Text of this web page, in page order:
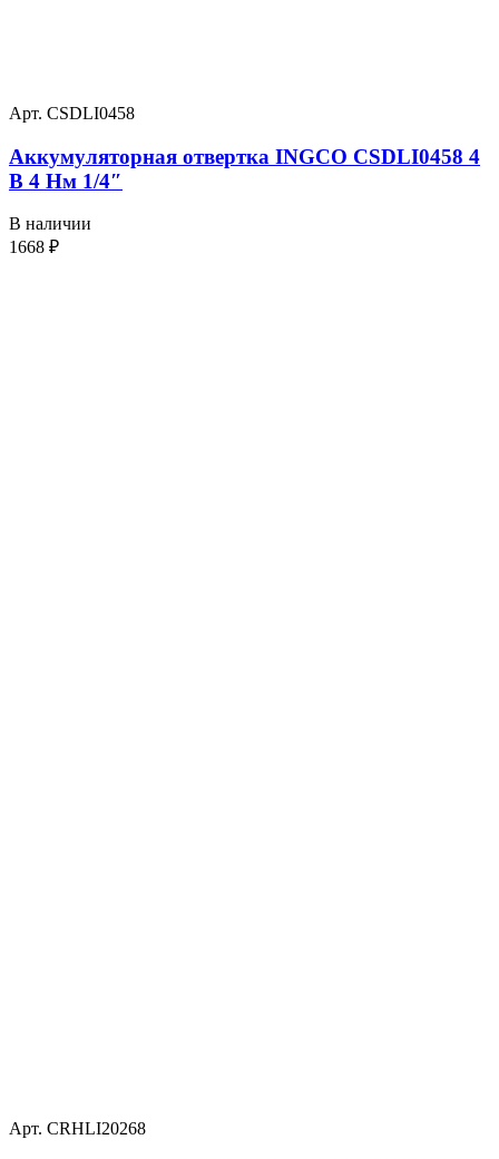
Арт. CSDLI0458
Аккумуляторная отвертка INGCO CSDLI0458 4
В 4 Нм 1/4″
В наличии
1668 ₽
Арт. CRHLI20268